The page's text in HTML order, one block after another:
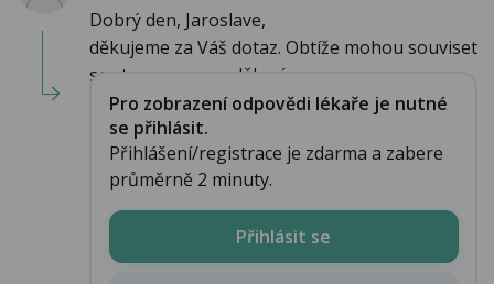
Dobrý den, Jaroslave,
děkujeme za Váš dotaz. Obtíže mohou souviset
se stavem po prodělané s...
Pro zobrazení odpovědi lékaře je nutné
se přihlásit.
Přihlášení/registrace je zdarma a zabere
průměrně 2 minuty.
Přihlásit se